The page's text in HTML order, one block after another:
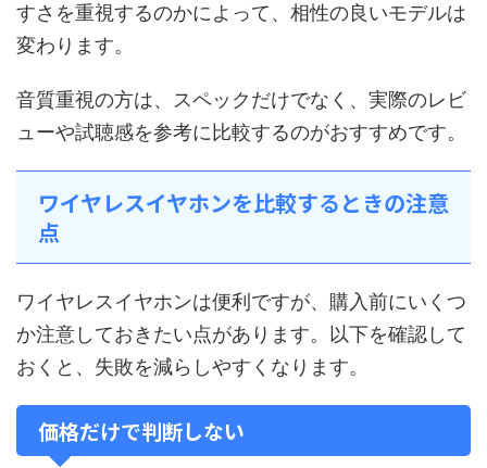
すさを重視するのかによって、相性の良いモデルは
変わります。
音質重視の方は、スペックだけでなく、実際のレビ
ューや試聴感を参考に比較するのがおすすめです。
ワイヤレスイヤホンを比較するときの注意
点
ワイヤレスイヤホンは便利ですが、購入前にいくつ
か注意しておきたい点があります。以下を確認して
おくと、失敗を減らしやすくなります。
価格だけで判断しない